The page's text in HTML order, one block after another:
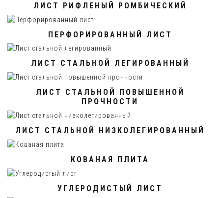
ЛИСТ РИФЛЕНЫЙ РОМБИЧЕСКИЙ
ПЕРФОРИРОВАННЫЙ ЛИСТ
ЛИСТ СТАЛЬНОЙ ЛЕГИРОВАННЫЙ
ЛИСТ СТАЛЬНОЙ ПОВЫШЕННОЙ
ПРОЧНОСТИ
ЛИСТ СТАЛЬНОЙ НИЗКОЛЕГИРОВАННЫЙ
КОВАНАЯ ПЛИТА
УГЛЕРОДИСТЫЙ ЛИСТ